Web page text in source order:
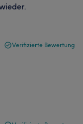
Verifizierte Bewertung